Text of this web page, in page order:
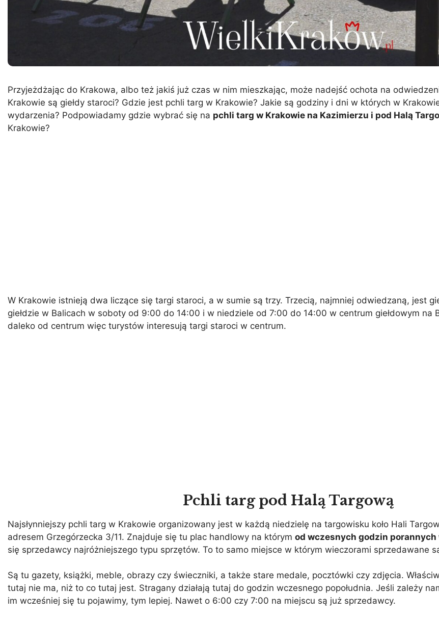
Przyjeżdżając do Krakowa, albo też jakiś już czas w nim mieszkając, może nadejść ochota na
Krakowie są giełdy staroci? Gdzie jest pchli targ w Krakowie? Jakie są godziny i dni w których w
wydarzenia? Podpowiadamy gdzie wybrać się na pchli targ w Krakowie na Kazimierzu i pod Halą
Krakowie?
W Krakowie istnieją dwa liczące się targi staroci, a w sumie są trzy. Trzecią, najmniej odwiedzaną, jest
giełdzie w Balicach w soboty od 9:00 do 14:00 i w niedziele od 7:00 do 14:00 w centrum giełdowym na
daleko od centrum więc turystów interesują targi staroci w centrum.
Pchli targ pod Halą Targową
Najsłynniejszy pchli targ w Krakowie organizowany jest w każdą niedzielę na targowisku koło Hali
adresem Grzegórzecka 3/11. Znajduje się tu plac handlowy na którym od wczesnych godzin porannych
się sprzedawcy najróżniejszego typu sprzętów. To to samo miejsce w którym wieczorami sprzedawane
Są tu gazety, książki, meble, obrazy czy świeczniki, a także stare medale, pocztówki czy zdjęcia.
tutaj nie ma, niż to co tutaj jest. Stragany działają tutaj do godzin wczesnego popołudnia. Jeśli zależy
im wcześniej się tu pojawimy, tym lepiej. Nawet o 6:00 czy 7:00 na miejscu są już sprzedawcy.